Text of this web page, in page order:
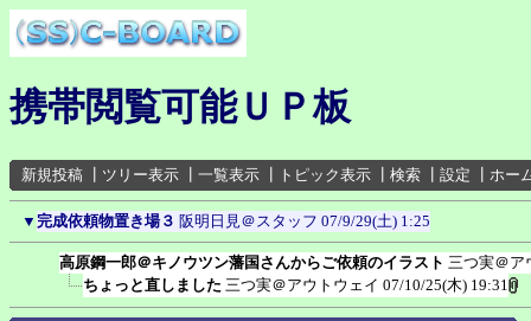
携帯閲覧可能ＵＰ板
新規投稿 ツリー表示 一覧表示 トピック表示 検索 設定 ホー
▼ 完成依頼物置き場３ 阪明日見＠スタッフ 07/9/29(土) 1:25
高原鋼一郎＠キノウツン藩国さんからご依頼のイラスト 三つ実＠ア
ちょっと直しました 三つ実＠アウトウェイ 07/10/25(木) 19:31